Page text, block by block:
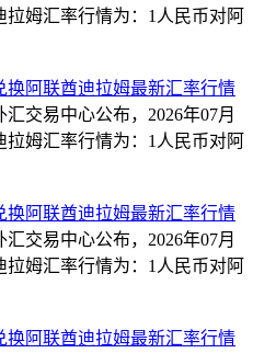
拉姆汇率行情为：1人民币对阿
换阿联酋迪拉姆最新汇率行情
交易中心公布，2026年07月
拉姆汇率行情为：1人民币对阿
换阿联酋迪拉姆最新汇率行情
交易中心公布，2026年07月
拉姆汇率行情为：1人民币对阿
换阿联酋迪拉姆最新汇率行情